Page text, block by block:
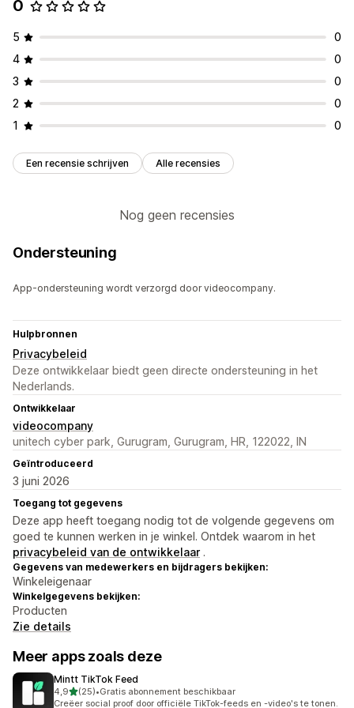
0
5
0
4
0
3
0
2
0
1
0
Een recensie schrijven Alle recensies
Nog geen recensies
Ondersteuning
App-ondersteuning wordt verzorgd door videocompany.
Hulpbronnen
Privacybeleid
Deze ontwikkelaar biedt geen directe ondersteuning in het
Nederlands.
Ontwikkelaar
videocompany
unitech cyber park, Gurugram, Gurugram, HR, 122022, IN
Geïntroduceerd
3 juni 2026
Toegang tot gegevens
Deze app heeft toegang nodig tot de volgende gegevens om
goed te kunnen werken in je winkel. Ontdek waarom in het
privacybeleid van de ontwikkelaar .
Gegevens van medewerkers en bijdragers bekijken:
Winkeleigenaar
Winkelgegevens bekijken:
Producten
Zie details
Meer apps zoals deze
Mintt TikTok Feed
4,9van 5 sterren
(25)
25 recensies in totaal
•Gratis abonnement beschikbaar
Creëer social proof door officiële TikTok-feeds en -video's te tonen.